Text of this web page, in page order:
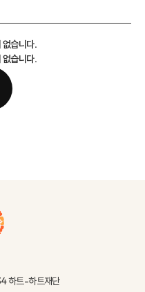
없습니다.
없습니다.
하트-하트재단